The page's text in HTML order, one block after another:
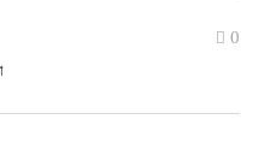
0